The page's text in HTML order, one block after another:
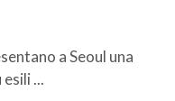
a Seoul una
...